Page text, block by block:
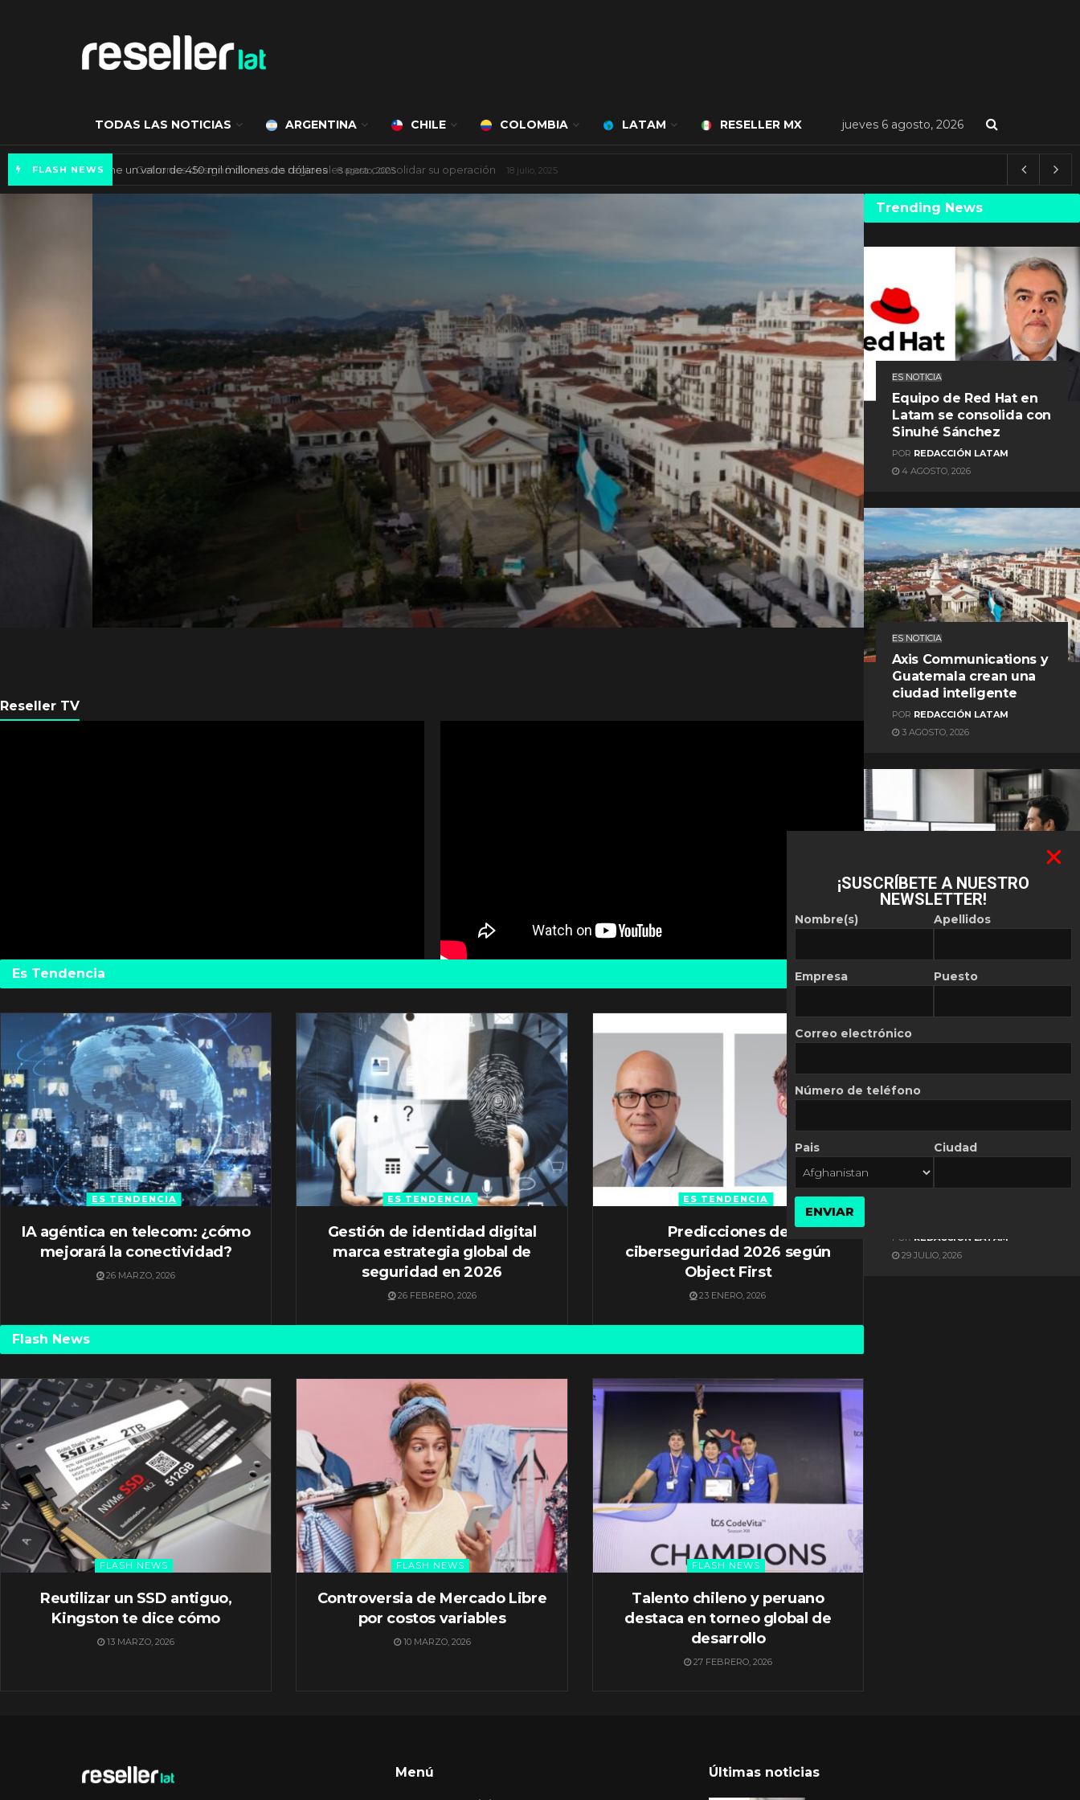
TODAS LAS NOTICIAS ARGENTINA CHILE COLOMBIA LATAM RESELLER MX jueves 6 agosto, 2026
FLASH NEWS Mercado de IA agéntica tiene un valor de 450 mil millones de dólares 8 agosto, 2025
Axis Communications y
Guatemala crean una
ciudad inteligente
Reseller TV
Es Tendencia
ES TENDENCIA
IA agéntica en telecom: ¿cómo
mejorará la conectividad?
26 MARZO, 2026
ES TENDENCIA
Gestión de identidad digital
marca estrategia global de
seguridad en 2026
26 FEBRERO, 2026
ES TENDENCIA
Predicciones de
ciberseguridad 2026 según
Object First
23 ENERO, 2026
Flash News
FLASH NEWS
Reutilizar un SSD antiguo,
Kingston te dice cómo
13 MARZO, 2026
FLASH NEWS
Controversia de Mercado Libre
por costos variables
10 MARZO, 2026
FLASH NEWS
Talento chileno y peruano
destaca en torneo global de
desarrollo
27 FEBRERO, 2026
Trending News
ES NOTICIA
Equipo de Red Hat en
Latam se consolida con
Sinuhé Sánchez
POR REDACCIÓN LATAM
4 AGOSTO, 2026
ES NOTICIA
Axis Communications y
Guatemala crean una
ciudad inteligente
POR REDACCIÓN LATAM
3 AGOSTO, 2026
ES NOTICIA
Automatización de las
REDACCIÓN LATAM
ES NOTICIA
POR REDACCIÓN LATAM
29 JULIO, 2026
Menú Últimas noticias
¡SUSCRÍBETE A NUESTRO
NEWSLETTER!
Nombre(s)
Empresa
Apellidos
Puesto
Correo electrónico
Número de teléfono
Pais Ciudad
ENVIAR